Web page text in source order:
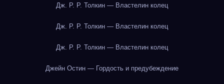
Дж. Р. Р. Толкин — Властелин колец
Дж. Р. Р. Толкин — Властелин колец
Дж. Р. Р. Толкин — Властелин колец
Джейн Остин — Гордость и предубеждение